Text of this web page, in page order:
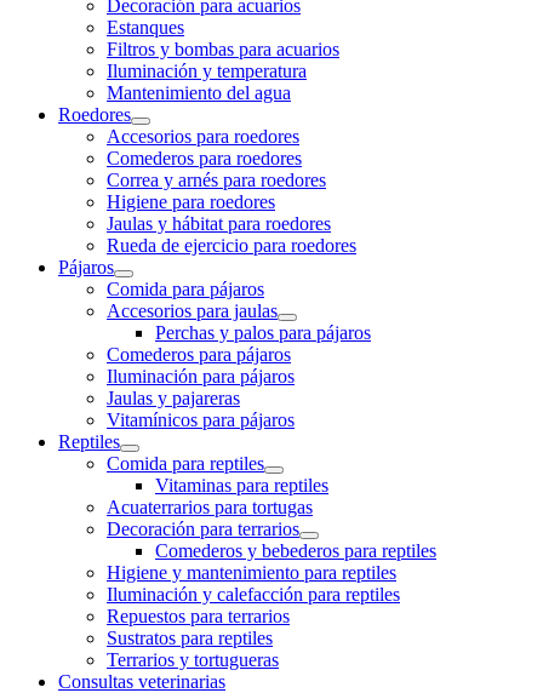
Decoración para acuarios
Estanques
Filtros y bombas para acuarios
Iluminación y temperatura
Mantenimiento del agua
Roedores
Accesorios para roedores
Comederos para roedores
Correa y arnés para roedores
Higiene para roedores
Jaulas y hábitat para roedores
Rueda de ejercicio para roedores
Pájaros
Comida para pájaros
Accesorios para jaulas
Perchas y palos para pájaros
Comederos para pájaros
Iluminación para pájaros
Jaulas y pajareras
Vitamínicos para pájaros
Reptiles
Comida para reptiles
Vitaminas para reptiles
Acuaterrarios para tortugas
Decoración para terrarios
Comederos y bebederos para reptiles
Higiene y mantenimiento para reptiles
Iluminación y calefacción para reptiles
Repuestos para terrarios
Sustratos para reptiles
Terrarios y tortugueras
Consultas veterinarias